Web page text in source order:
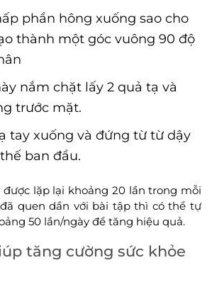
phần hông xuống sao cho
thành một góc vuông 90 độ
nắm chặt lấy 2 quả tạ và
trước mặt.
tay xuống và đứng từ từ dậy
ban đầu.
lặp lại khoảng 20 lần trong mỗi
quen dần với bài tập thì có thể tự
50 lần/ngày để tăng hiệu quả.
tăng cường sức khỏe